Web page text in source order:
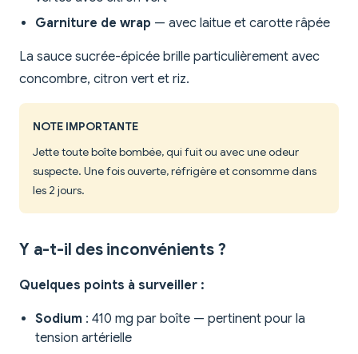
Garniture de wrap — avec laitue et carotte râpée
La sauce sucrée-épicée brille particulièrement avec
concombre, citron vert et riz.
NOTE IMPORTANTE
Jette toute boîte bombée, qui fuit ou avec une odeur
suspecte. Une fois ouverte, réfrigère et consomme dans
les 2 jours.
Y a-t-il des inconvénients ?
Quelques points à surveiller :
Sodium : 410 mg par boîte — pertinent pour la
tension artérielle